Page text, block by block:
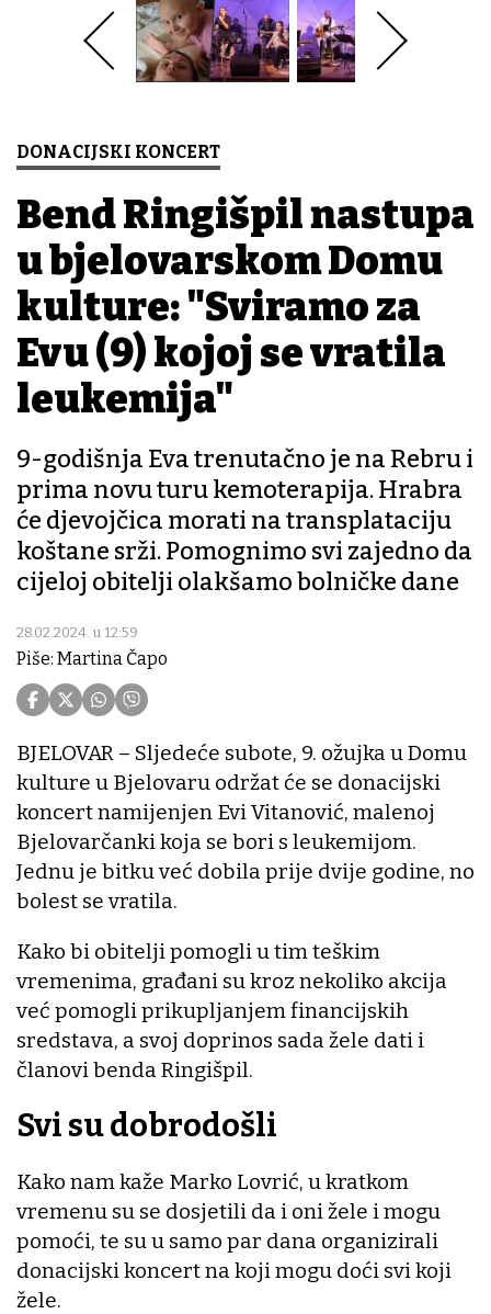
DONACIJSKI KONCERT
Bend Ringišpil nastupa
u bjelovarskom Domu
kulture: "Sviramo za
Evu (9) kojoj se vratila
leukemija"
9-godišnja Eva trenutačno je na Rebru i
prima novu turu kemoterapija. Hrabra
će djevojčica morati na transplataciju
koštane srži. Pomognimo svi zajedno da
cijeloj obitelji olakšamo bolničke dane
28.02.2024. u 12:59
Piše: Martina Čapo
BJELOVAR – Sljedeće subote, 9. ožujka u Domu
kulture u Bjelovaru održat će se donacijski
koncert namijenjen Evi Vitanović, malenoj
Bjelovarčanki koja se bori s leukemijom.
Jednu je bitku već dobila prije dvije godine, no
bolest se vratila.
Kako bi obitelji pomogli u tim teškim
vremenima, građani su kroz nekoliko akcija
već pomogli prikupljanjem financijskih
sredstava, a svoj doprinos sada žele dati i
članovi benda Ringišpil.
Svi su dobrodošli
Kako nam kaže Marko Lovrić, u kratkom
vremenu su se dosjetili da i oni žele i mogu
pomoći, te su u samo par dana organizirali
donacijski koncert na koji mogu doći svi koji
žele.